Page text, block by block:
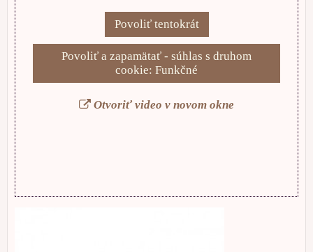
Povoliť tentokrát
Povoliť a zapamätať - súhlas s druhom
cookie: Funkčné
Otvoriť video v novom okne